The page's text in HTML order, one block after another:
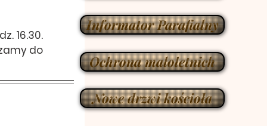
16.30.
do
Informator Parafialny
Ochrona małoletnich
Nowe drzwi kościoła